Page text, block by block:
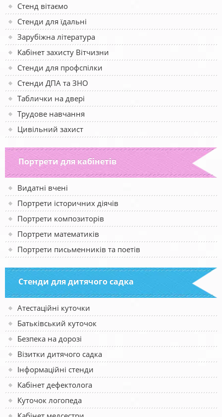
Стенд вітаємо
Стенди для їдальні
Зарубіжна література
Кабінет захисту Вітчизни
Стенди для профспілки
Стенди ДПА та ЗНО
Таблички на двері
Трудове навчання
Цивільний захист
Портрети для кабінетів
Видатні вчені
Портрети історичних діячів
Портрети композиторів
Портрети математиків
Портрети письменників та поетів
Стенди для дитячого садка
Атестаційні куточки
Батьківський куточок
Безпека на дорозі
Візитки дитячого садка
Інформаційні стенди
Кабінет дефектолога
Куточок логопеда